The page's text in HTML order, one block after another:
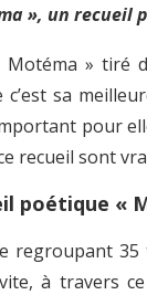
», un recueil
Motéma » tiré
sa
pour
recueil sont
poétique «
regroupant
à travers